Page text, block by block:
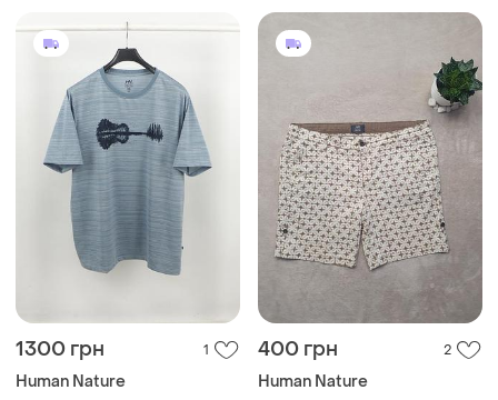
1300 грн 1
Human Nature
400 грн 2
Human Nature